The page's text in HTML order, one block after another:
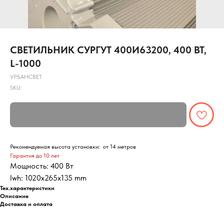
СВЕТИЛЬНИК СУРГУТ 400И63200, 400 ВТ,
L-1000
УРБАНСВЕТ
SKU:
Рекомендуемая высота установки: от 14 метров
Гарантия до 10 лет
Мощность: 400 Вт
lwh: 1020x265x135 mm
Тех.характеристики
Описание
Доставка и оплата